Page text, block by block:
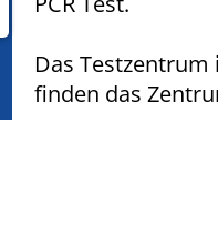
Das
finden das